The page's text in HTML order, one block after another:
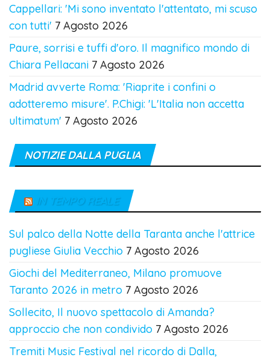
Cappellari: 'Mi sono inventato l'attentato, mi scuso
con tutti' 7 Agosto 2026
Paure, sorrisi e tuffi d'oro. Il magnifico mondo di
Chiara Pellacani 7 Agosto 2026
Madrid avverte Roma: 'Riaprite i confini o
adotteremo misure'. P.Chigi: 'L'Italia non accetta
ultimatum' 7 Agosto 2026
NOTIZIE DALLA PUGLIA
IN TEMPO REALE
Sul palco della Notte della Taranta anche l'attrice
pugliese Giulia Vecchio 7 Agosto 2026
Giochi del Mediterraneo, Milano promuove
Taranto 2026 in metro 7 Agosto 2026
Sollecito, Il nuovo spettacolo di Amanda?
approccio che non condivido 7 Agosto 2026
Tremiti Music Festival nel ricordo di Dalla,